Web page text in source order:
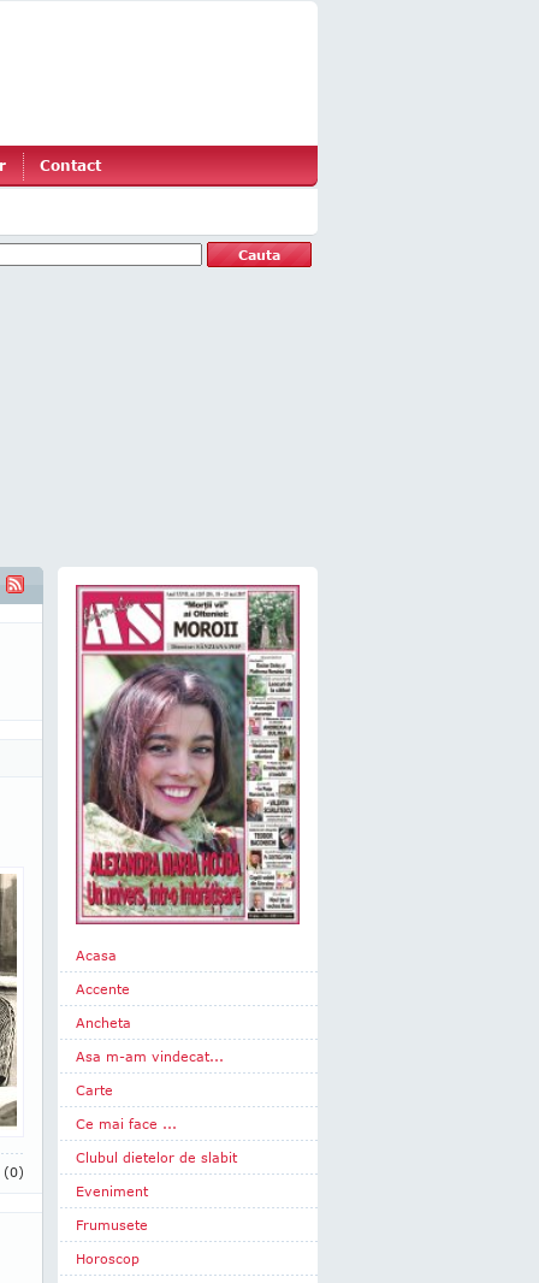
Contact
(0)
Acasa
Accente
Ancheta
Asa m-am vindecat...
Carte
Ce mai face ...
Clubul dietelor de slabit
Eveniment
Frumusete
Horoscop